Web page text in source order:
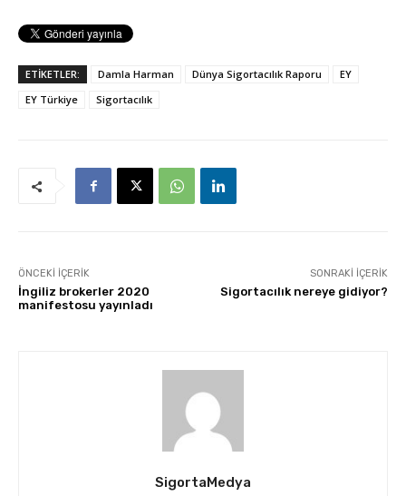
ETİKETLER: Damla Harman Dünya Sigortacılık Raporu
EY
EY Türkiye
Sigortacılık
ÖNCEKI İÇERIK
İngiliz brokerler 2020
manifestosu yayınladı
SONRAKI İÇERIK
Sigortacılık nereye gidiyor?
SigortaMedya